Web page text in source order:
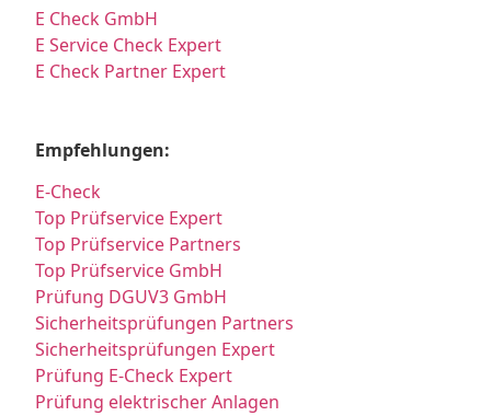
E Check GmbH
E Service Check Expert
E Check Partner Expert
Empfehlungen:
E-Check
Top Prüfservice Expert
Top Prüfservice Partners
Top Prüfservice GmbH
Prüfung DGUV3 GmbH
Sicherheitsprüfungen Partners
Sicherheitsprüfungen Expert
Prüfung E-Check Expert
Prüfung elektrischer Anlagen